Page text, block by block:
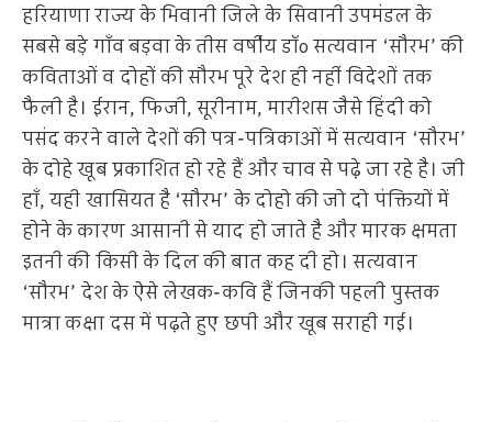
हरियाणा राज्य के भिवानी जिले के सिवानी उपमंडल के
सबसे बड़े गाँव बड़वा के तीस वर्षीय डॉo सत्यवान ‘सौरभ’ की
कविताओं व दोहों की सौरभ पूरे देश ही नहीं विदेशों तक
फैली है। ईरान, फिजी, सूरीनाम, मारीशस जैसे हिंदी को
पसंद करने वाले देशों की पत्र-पत्रिकाओं में सत्यवान ‘सौरभ’
के दोहे खूब प्रकाशित हो रहे हैं और चाव से पढ़े जा रहे है। जी
हाँ, यही खासियत है ‘सौरभ’ के दोहो की जो दो पंक्तियों में
होने के कारण आसानी से याद हो जाते है और मारक क्षमता
इतनी की किसी के दिल की बात कह दी हो। सत्यवान
‘सौरभ’ देश के ऐसे लेखक-कवि हैं जिनकी पहली पुस्तक
मात्रा कक्षा दस में पढ़ते हुए छपी और खूब सराही गई।